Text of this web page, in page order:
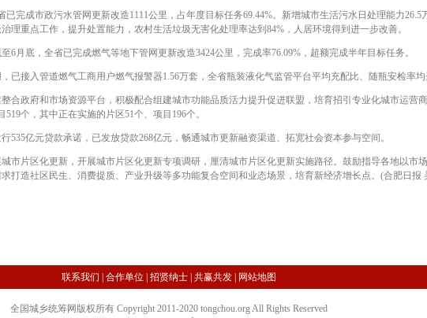
成市政污水管网更新改造1111公里，占年度目标任务69.44%。新增城市生活污水日处理能力26.5
理重点工作，提升处置能力，农村生活垃圾无害化处理率达到84%，人居环境得到进一步改善。
底，全省已完成燃气等地下管网更新改造3424公里，完成率76.09%，超额完成半年目标任务。
接入管道燃气工商用户燃气报警器1.56万套，全省瓶装液化气监管平台平均充配比、随瓶安检率均
政府和市场资源平台，积极配合组建城市功能品质活力提升促进联盟，培育招引专业化城市运营
个，其中正在实施的片区51个、项目196个。
亿元贷款承诺，已发放贷款268亿元，畅通城市更新融资渠道、拓宽社会资本参与空间。
片区化更新，开展城市片区化更新专项调研，厘清城市片区化更新实施路径。鼓励指导各地以市
打造社区民生、消费提质、产业升级等多功能复合空间和业态场景，培育新经济增长点。(合肥日报
联系我们 合作单位 招贤纳士 共赢共发 网站地图
全国城乡统筹网版权所有 Copyright 2011-2020 tongchou.org All Rights Reserved